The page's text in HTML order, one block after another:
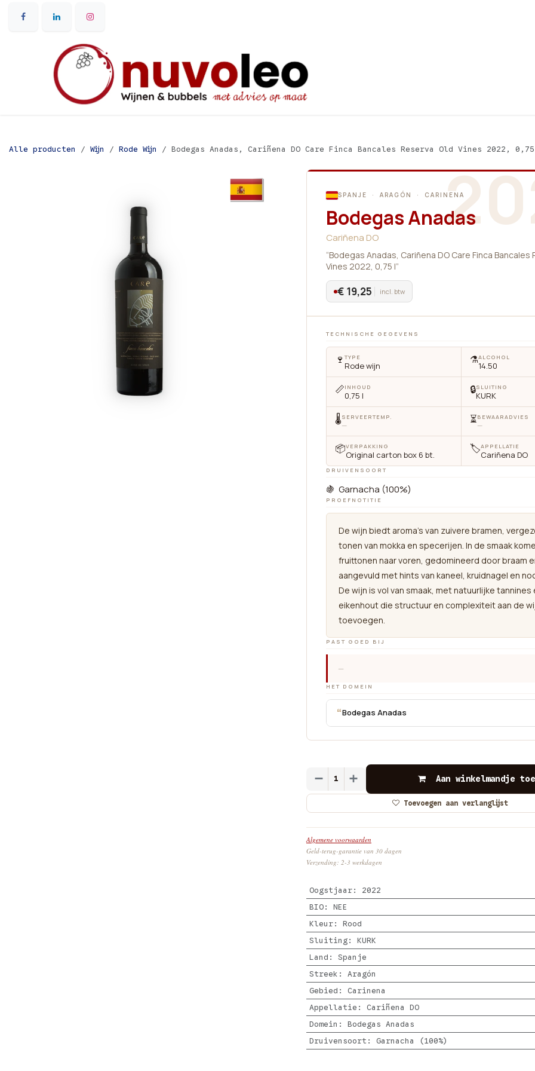
Alle producten Wijn Rode Wijn Bodegas Anadas, Cariñena DO Care Finca Bancales Reserva Old Vines 2022,
SPANJE · ARAGÓN · CARINENA
Bodegas Anadas
Cariñena DO
“Bodegas Anadas, Cariñena DO Care Finca Bancales
Vines 2022, 0,75 l”
€ 19,25 incl. btw
TECHNISCHE GEGEVENS
🍷 TYPE
Rode wijn ⚗️ALCOHOL
14.50
📏INHOUD
0,75 l 🔒SLUITING
KURK
🌡SERVEERTEMP.
— ⏳BEWAARADVIES
—
📦VERPAKKING
Original carton box 6 bt. 🏷APPELLATIE
Cariñena DO
DRUIVENSOORT
🍇 Garnacha (100%)
PROEFNOTITIE
De wijn biedt aroma’s van zuivere bramen,
tonen van mokka en specerijen. In de smaak
fruittonen naar voren, gedomineerd door braam
aangevuld met hints van kaneel, kruidnagel en
De wijn is vol van smaak, met natuurlijke tannines
eikenhout die structuur en complexiteit aan de
toevoegen.
PAST GOED BIJ
—
HET DOMEIN
“Bodegas Anadas
Aan winkelmandje
Toevoegen aan verlanglijst
Algemene voorwaarden
Geld-terug-garantie van 30 dagen
Verzending: 2-3 werkdagen
Oogstjaar: 2022
BIO: NEE
Kleur: Rood
Sluiting: KURK
Land : Spanje
Streek : Aragón
Gebied : Carinena
Appellatie : Cariñena DO
Domein : Bodegas Anadas
Druivensoort : Garnacha (100%)